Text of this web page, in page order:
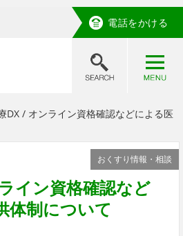
電話をかける
DX / オンライン資格確認などによる医
おくすり情報・相談
イン資格確認など
体制について